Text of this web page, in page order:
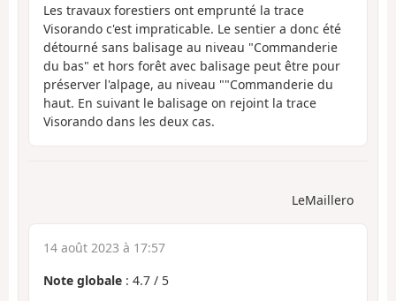
Les travaux forestiers ont emprunté la trace
Visorando c'est impraticable. Le sentier a donc été
détourné sans balisage au niveau "Commanderie
du bas" et hors forêt avec balisage peut être pour
préserver l'alpage, au niveau ""Commanderie du
haut. En suivant le balisage on rejoint la trace
Visorando dans les deux cas.
LeMaillero
14 août 2023 à 17:57
Note globale : 4.7 / 5